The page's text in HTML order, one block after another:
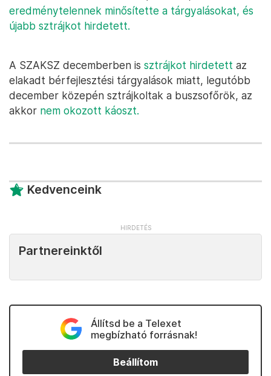
eredménytelennek minősítette a tárgyalásokat, és
újabb sztrájkot hirdetett.
A SZAKSZ decemberben is sztrájkot hirdetett az
elakadt bérfejlesztési tárgyalások miatt, legutóbb
december közepén sztrájkoltak a buszsofőrök, az
akkor nem okozott káoszt.
Kedvenceink
Partnereinktől
Állítsd be a Telexet
megbízható forrásnak!
Beállítom